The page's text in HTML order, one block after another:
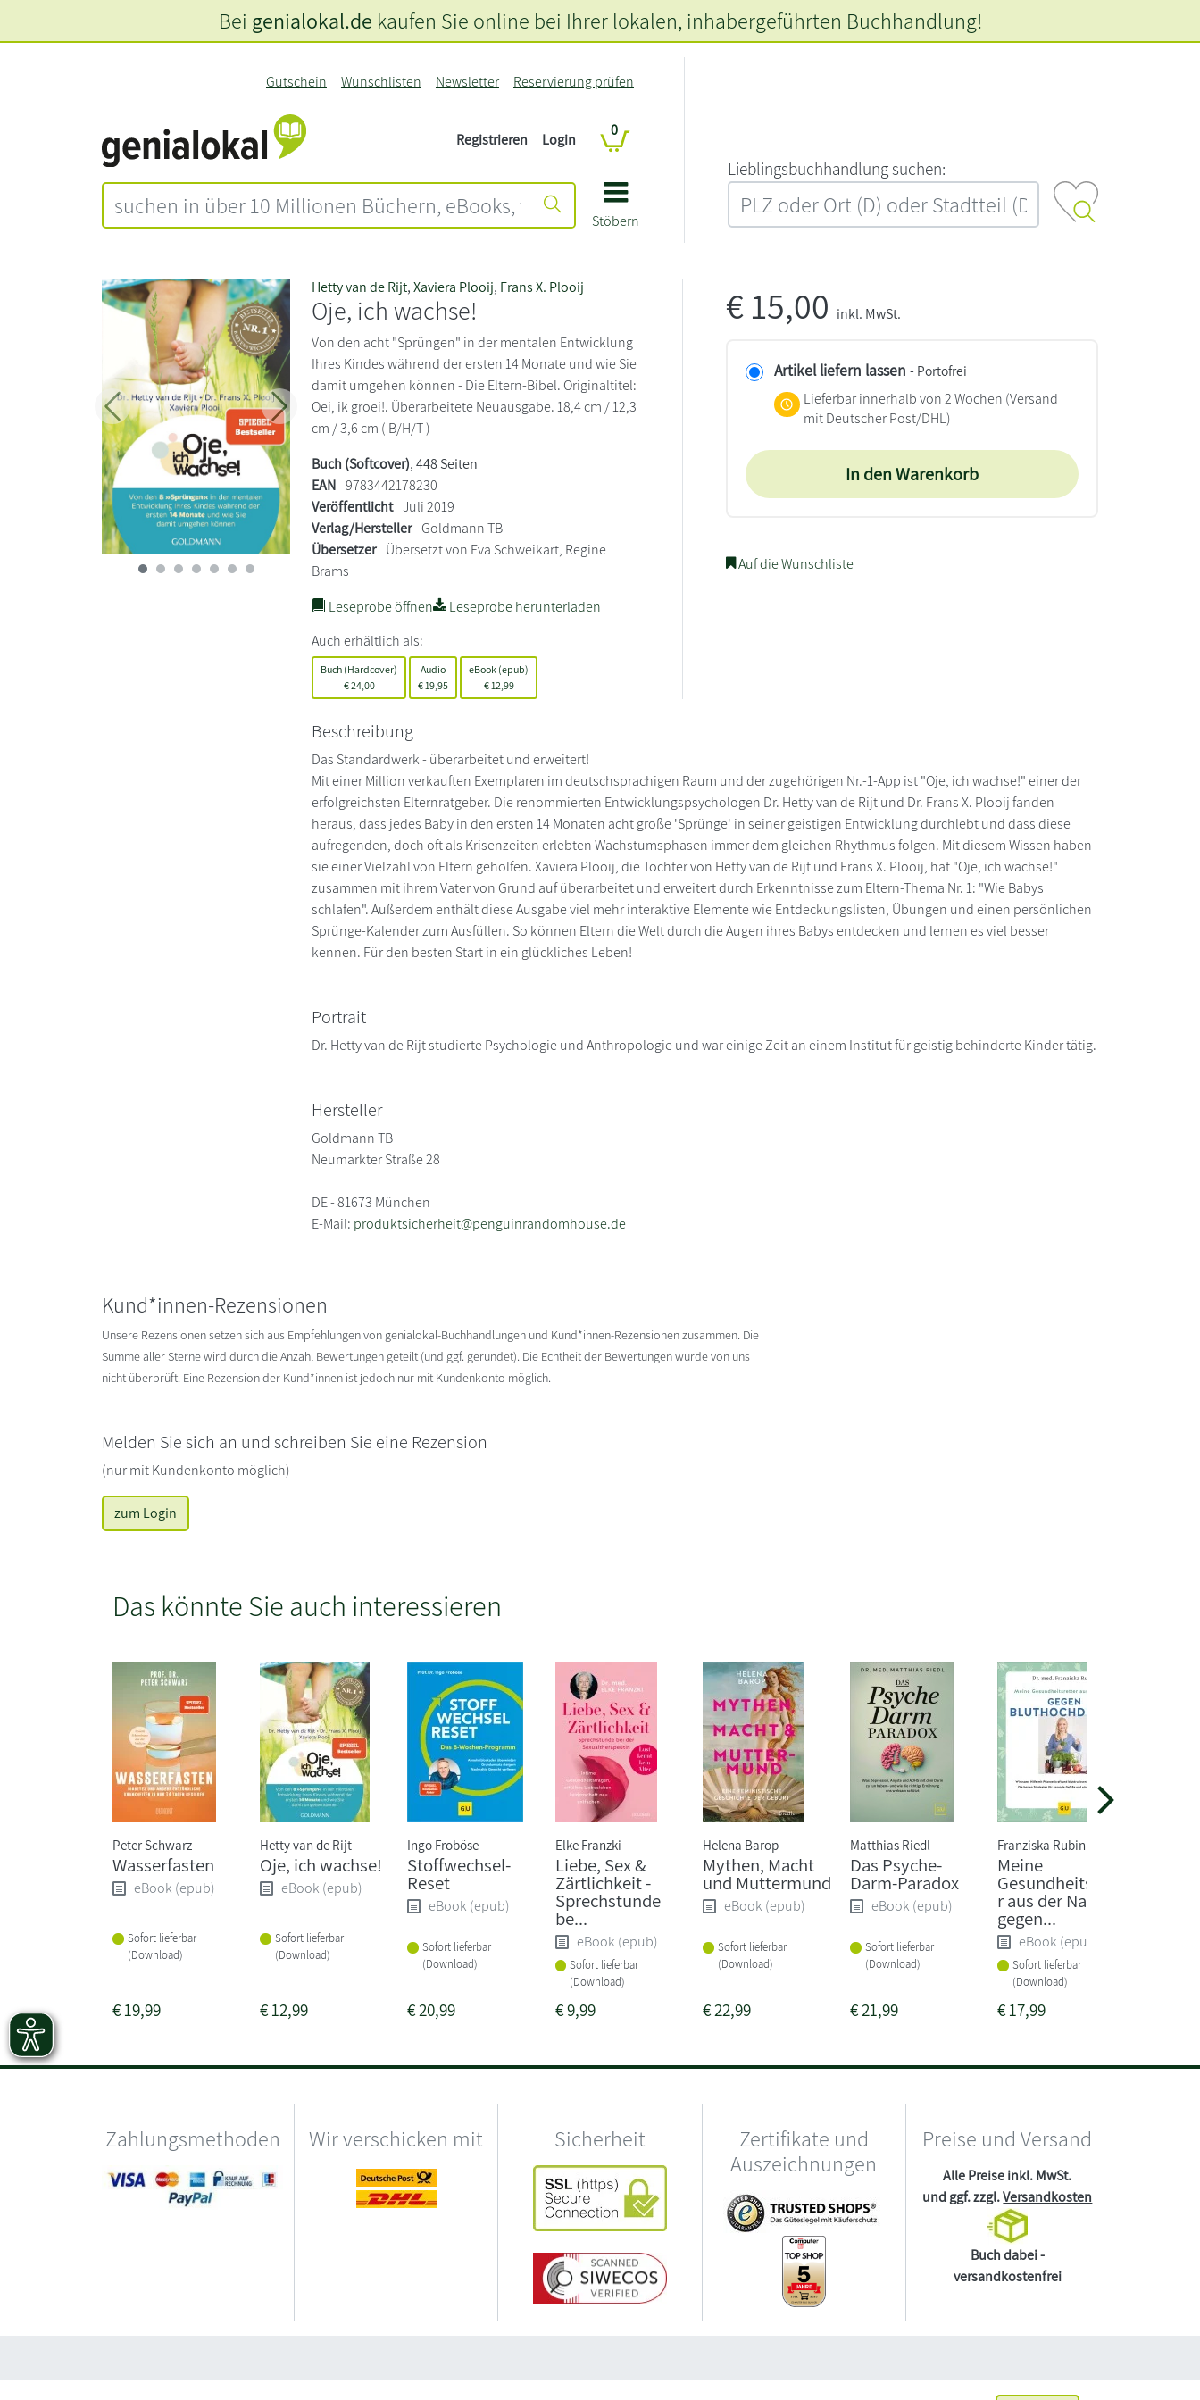
Stöbern
Gutschein Wunschlisten Newsletter Reservierung prüfen
Registrieren Login
0
L‍i‍e‍b‍l‍i‍n‍g‍s‍b‍u‍c‍h‍h‍a‍n‍d‍l‍u‍n‍g‍ ‍s‍u‍c‍h‍e‍n‍:‍
Bei genialokal.de kaufen Sie online bei Ihrer lokalen, inhabergeführten Buchhandlung!
Zurück Weiter
Hetty van de Rijt,Xaviera Plooij, Frans X. Plooij
Oje, ich wachse!
Von den acht "Sprüngen" in der mentalen Entwicklung
Ihres Kindes während der ersten 14 Monate und wie Sie
damit umgehen können - Die Eltern-Bibel. Originaltitel:
Oei, ik groei!. Überarbeitete Neuausgabe. 18,4 cm / 12,3
cm / 3,6 cm ( B/H/T )
Buch (Softcover), 448 Seiten
EAN 9783442178230
Veröffentlicht Juli 2019
Verlag/Hersteller Goldmann TB
Übersetzer Übersetzt von Eva Schweikart, Regine
Brams
Leseprobe öffnen
Leseprobe herunterladen
Auch erhältlich als:
Buch (Hardcover)
€24,00
Audio
€ 19,95
eBook (epub)
€12,99
€15,00 inkl. MwSt.
Artikel liefern lassen - Portofrei
Lieferbar innerhalb von 2 Wochen (Versand
mit Deutscher Post/DHL)
In den Warenkorb
Auf die Wunschliste
Beschreibung
Das Standardwerk - überarbeitet und erweitert!
Mit einer Million verkauften Exemplaren im deutschsprachigen Raum und der zugehörigen Nr.-1-App ist "Oje, ich wachse!" einer der
erfolgreichsten Elternratgeber. Die renommierten Entwicklungspsychologen Dr. Hetty van de Rijt und Dr. Frans X. Plooij fanden
heraus, dass jedes Baby in den ersten 14 Monaten acht große 'Sprünge' in seiner geistigen Entwicklung durchlebt und dass diese
aufregenden, doch oft als Krisenzeiten erlebten Wachstumsphasen immer dem gleichen Rhythmus folgen. Mit diesem Wissen haben
sie einer Vielzahl von Eltern geholfen. Xaviera Plooij, die Tochter von Hetty van de Rijt und Frans X. Plooij, hat "Oje, ich wachse!"
zusammen mit ihrem Vater von Grund auf überarbeitet und erweitert durch Erkenntnisse zum Eltern-Thema Nr. 1: "Wie Babys
schlafen". Außerdem enthält diese Ausgabe viel mehr interaktive Elemente wie Entdeckungslisten, Übungen und einen persönlichen
Sprünge-Kalender zum Ausfüllen. So können Eltern die Welt durch die Augen ihres Babys entdecken und lernen es viel besser
kennen. Für den besten Start in ein glückliches Leben!
Portrait
Dr. Hetty van de Rijt studierte Psychologie und Anthropologie und war einige Zeit an einem Institut für geistig behinderte Kinder tätig.
Hersteller
Goldmann TB
Neumarkter Straße 28
DE - 81673 München
E-Mail: produktsicherheit@penguinrandomhouse.de
Kund*innen-Rezensionen
Unsere Rezensionen setzen sich aus Empfehlungen von genialokal-Buchhandlungen und Kund*innen-Rezensionen zusammen. Die
Summe aller Sterne wird durch die Anzahl Bewertungen geteilt (und ggf. gerundet). Die Echtheit der Bewertungen wurde von uns
nicht überprüft. Eine Rezension der Kund*innen ist jedoch nur mit Kundenkonto möglich.
Melden Sie sich an und schreiben Sie eine Rezension
(nur mit Kundenkonto möglich)
zum Login
Das könnte Sie auch interessieren
Peter Schwarz
Wasserfasten
eBook (epub)
Sofort lieferbar
(Download)
€19,99
Hetty van de Rijt
Oje, ich wachse!
eBook (epub)
Sofort lieferbar
(Download)
€12,99
Ingo Froböse
Stoffwechsel-
Reset
eBook (epub)
Sofort lieferbar
(Download)
€20,99
Elke Franzki
Liebe, Sex &
Zärtlichkeit -
Sprechstunde
be...
eBook (epub)
Sofort lieferbar
(Download)
€9,99
Helena Barop
Mythen, Macht
und Muttermund
eBook (epub)
Sofort lieferbar
(Download)
€22,99
Matthias Riedl
Das Psyche-
Darm-Paradox
eBook (epub)
Sofort lieferbar
(Download)
€21,99
Franziska Rubin
Meine
Gesundheitsrette
r aus der Natur
gegen...
eBook (epub)
Sofort lieferbar
(Download)
€17,99
Zahlungsmethoden Wir verschicken mit Sicherheit
Zertifikate und
Auszeichnungen
Preise und Versand
Alle Preise inkl. MwSt.
und ggf. zzgl.Versandkosten
Buch dabei -
versandkostenfrei